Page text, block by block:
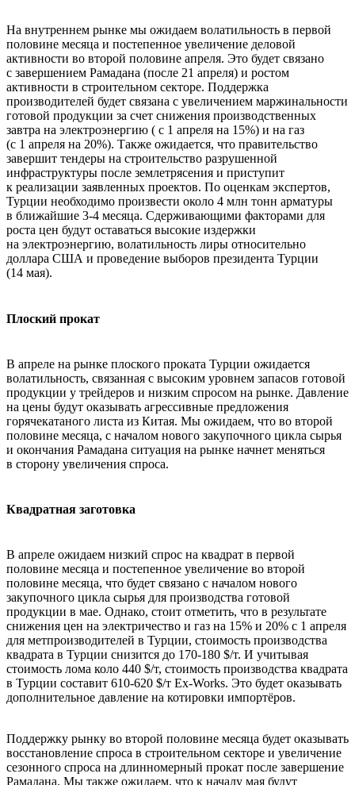
На внутреннем рынке мы ожидаем волатильность в первой
половине месяца и постепенное увеличение деловой
активности во второй половине апреля. Это будет связано
с завершением Рамадана (после 21 апреля) и ростом
активности в строительном секторе. Поддержка
производителей будет связана с увеличением маржинальности
готовой продукции за счет снижения производственных
завтра на электроэнергию ( с 1 апреля на 15%) и на газ
(с 1 апреля на 20%). Также ожидается, что правительство
завершит тендеры на строительство разрушенной
инфраструктуры после землетрясения и приступит
к реализации заявленных проектов. По оценкам экспертов,
Турции необходимо произвести около 4 млн тонн арматуры
в ближайшие 3-4 месяца. Сдерживающими факторами для
роста цен будут оставаться высокие издержки
на электроэнергию, волатильность лиры относительно
доллара США и проведение выборов президента Турции
(14 мая).
Плоский прокат
В апреле на рынке плоского проката Турции ожидается
волатильность, связанная с высоким уровнем запасов готовой
продукции у трейдеров и низким спросом на рынке. Давление
на цены будут оказывать агрессивные предложения
горячекатаного листа из Китая. Мы ожидаем, что во второй
половине месяца, с началом нового закупочного цикла сырья
и окончания Рамадана ситуация на рынке начнет меняться
в сторону увеличения спроса.
Квадратная заготовка
В апреле ожидаем низкий спрос на квадрат в первой
половине месяца и постепенное увеличение во второй
половине месяца, что будет связано с началом нового
закупочного цикла сырья для производства готовой
продукции в мае. Однако, стоит отметить, что в результате
снижения цен на электричество и газ на 15% и 20% с 1 апреля
для метпроизводителей в Турции, стоимость производства
квадрата в Турции снизится до 170-180 $/т. И учитывая
стоимость лома коло 440 $/т, стоимость производства квадрата
в Турции составит 610-620 $/т Ex-Works. Это будет оказывать
дополнительное давление на котировки импортёров.
Поддержку рынку во второй половине месяца будет оказывать
восстановление спроса в строительном секторе и увеличение
сезонного спроса на длинномерный прокат после завершение
Рамадана. Мы также ожидаем, что к началу мая будут